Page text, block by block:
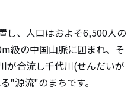
し、人口はおよそ6,500人の
級の中国山脈に囲まれ、そ
が合流し千代川(せんだいが
"源流"のまちです。